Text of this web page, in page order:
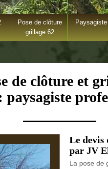
Pose de clôture
grillage 62
de clôture et
paysagiste
Le devis
par JV
La pose de